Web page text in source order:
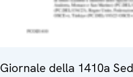
Giornale della 1410a